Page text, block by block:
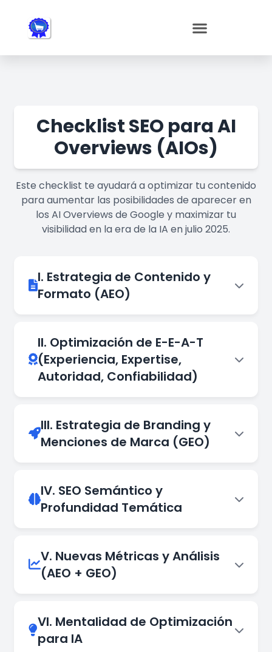
accesibilidad.Checklist SEO para AI
Overviews (AIOs)
Este checklist te ayudará a optimizar tu contenido
para aumentar las posibilidades de aparecer en
los AI Overviews de Google y maximizar tu
visibilidad en la era de la IA en julio 2025.
I. Estrategia de Contenido y
Formato (AEO)
II. Optimización de E-E-A-T
(Experiencia, Expertise,
Autoridad, Confiabilidad)
III. Estrategia de Branding y
Menciones de Marca (GEO)
IV. SEO Semántico y
Profundidad Temática
V. Nuevas Métricas y Análisis
(AEO + GEO)
VI. Mentalidad de Optimización
para IA